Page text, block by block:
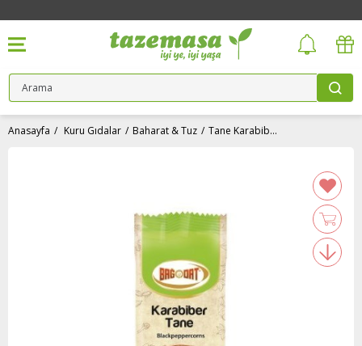
Anasayfa Kuru Gıdalar Baharat & Tuz Tane Karabiber (40 gr) Bağdat